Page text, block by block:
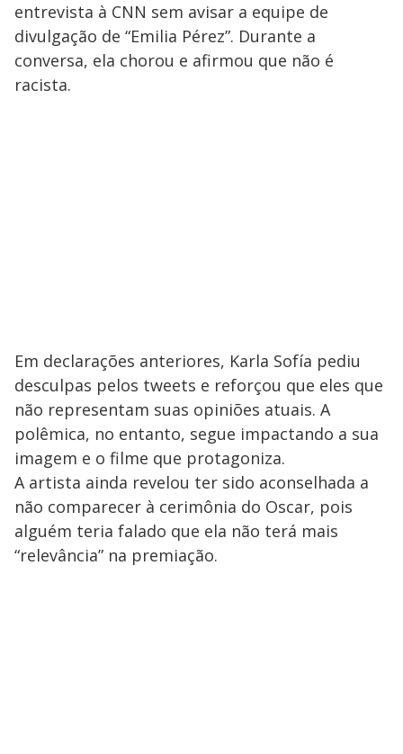
entrevista à CNN sem avisar a equipe de
divulgação de “Emilia Pérez”. Durante a
conversa, ela chorou e afirmou que não é
racista.
Em declarações anteriores, Karla Sofía pediu
desculpas pelos tweets e reforçou que eles que
não representam suas opiniões atuais. A
polêmica, no entanto, segue impactando a sua
imagem e o filme que protagoniza.
A artista ainda revelou ter sido aconselhada a
não comparecer à cerimônia do Oscar, pois
alguém teria falado que ela não terá mais
“relevância” na premiação.